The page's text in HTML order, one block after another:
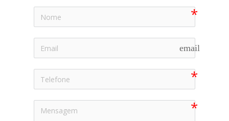
email